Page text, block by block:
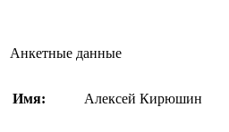
Анкетные данные
Имя: Алексей Кирюшин